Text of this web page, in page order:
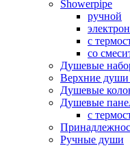
Showerpipe
ручной
с
со
Душевые
Верхние души
Душевые
Душевые
с
Ручные души